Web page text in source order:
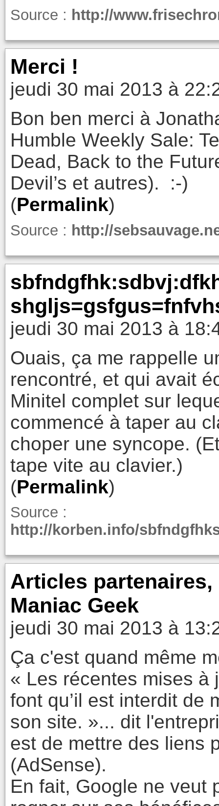
Source : http://
Merci !
jeudi 30 mai 2013 à
Bon ben merci à
Humble Weekly Sale:
Dead, Back to the
Devil’s et autres). :-)
(Permalink)
Source : http://
jeudi 30 mai 2013 à
Ouais, ça me rappelle
rencontré, et qui avait
Minitel complet sur
commencé à taper au
choper une syncope.
tape vite au clavier.)
(Permalink)
Source :
http://korben.info/
Articles partenaires,
Maniac Geek
jeudi 30 mai 2013 à
Ça c'est quand même
« Les récentes mises à
font qu’il est interdit de
son site. »... dit
est de mettre des liens
(AdSense).
En fait, Google ne veut